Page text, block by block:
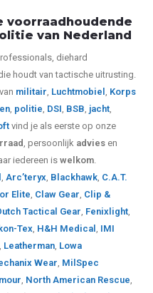
voorraadhoudende
van Nederland
diehard
houdt van tactische uitrusting.
militair, Luchtmobiel, Korps
, politie, DSI, BSB, jacht,
vind je als eerste op onze
, persoonlijk advies en
iedereen iswelkom.
,Arc’teryx, Blackhawk, C.A.T.
Elite, Claw Gear, Clip &
Tactical Gear, Fenixlight,
Tex, H&H Medical, IMI
, Leatherman, Lowa
Wear, MilSpec
, North American Rescue,